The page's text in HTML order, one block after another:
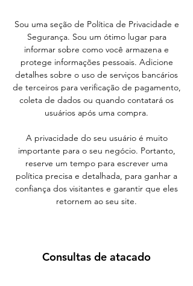
Sou uma seção de Política de Privacidade e
Segurança. Sou um ótimo lugar para
informar sobre como você armazena e
protege informações pessoais. Adicione
detalhes sobre o uso de serviços bancários
de terceiros para verificação de pagamento,
coleta de dados ou quando contatará os
usuários após uma compra.
A privacidade do seu usuário é muito
importante para o seu negócio. Portanto,
reserve um tempo para escrever uma
política precisa e detalhada, para ganhar a
confiança dos visitantes e garantir que eles
retornem ao seu site.
Consultas de atacado